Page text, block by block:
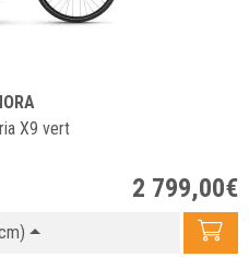
X9 vert
2 799,00€